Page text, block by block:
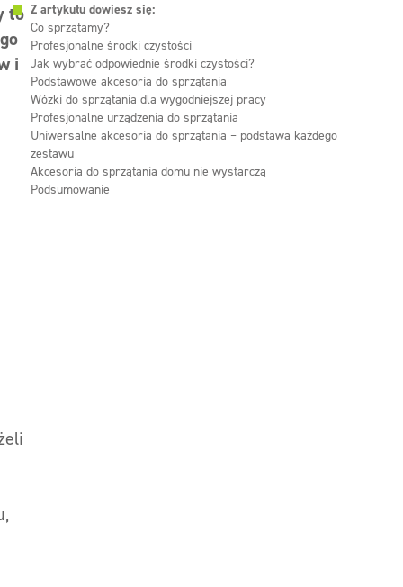
to
i
Z artykułu dowiesz się:
Co sprzątamy?
Profesjonalne środki czystości
Jak wybrać odpowiednie środki czystości?
Podstawowe akcesoria do sprzątania
Wózki do sprzątania dla wygodniejszej pracy
Profesjonalne urządzenia do sprzątania
Uniwersalne akcesoria do sprzątania – podstawa każdego
zestawu
Akcesoria do sprzątania domu nie wystarczą
Podsumowanie